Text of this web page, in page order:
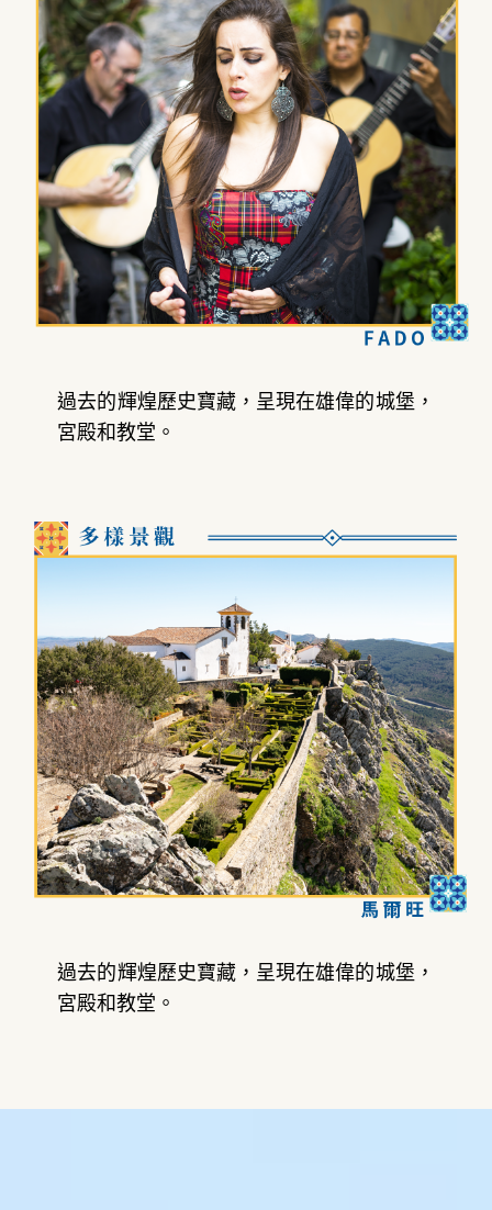
過去的輝煌歷史寶藏，呈現在雄偉的城堡，
宮殿和教堂。
過去的輝煌歷史寶藏，呈現在雄偉的城堡，
宮殿和教堂。